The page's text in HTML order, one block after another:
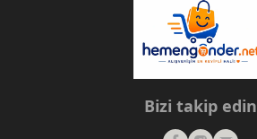
Bizi takip edin